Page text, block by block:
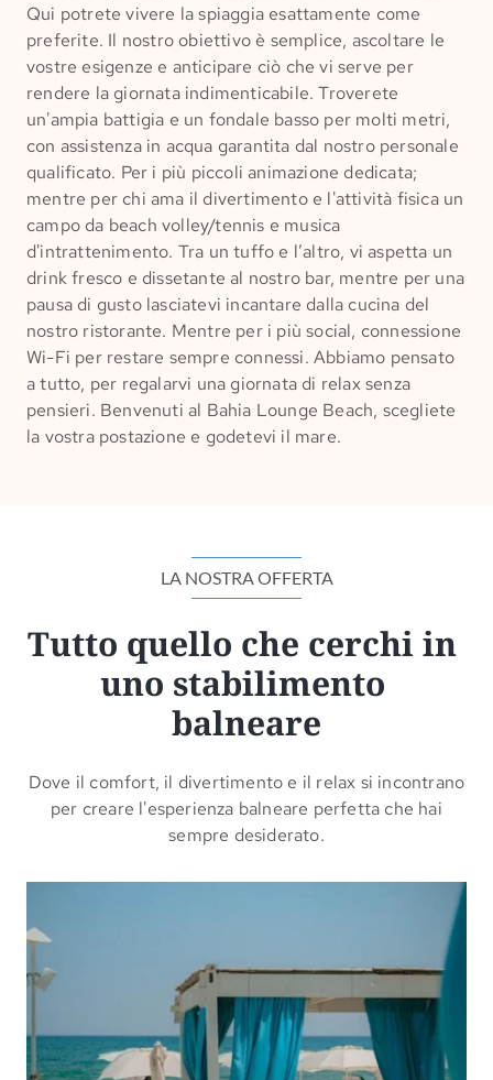
Qui potrete vivere la spiaggia esattamente come
preferite. Il nostro obiettivo è semplice, ascoltare le
vostre esigenze e anticipare ciò che vi serve per
rendere la giornata indimenticabile. Troverete
un'ampia battigia e un fondale basso per molti metri,
con assistenza in acqua garantita dal nostro personale
qualificato. Per i più piccoli animazione dedicata;
mentre per chi ama il divertimento e l'attività fisica un
campo da beach volley/tennis e musica
d'intrattenimento. Tra un tuffo e l’altro, vi aspetta un
drink fresco e dissetante al nostro bar, mentre per una
pausa di gusto lasciatevi incantare dalla cucina del
nostro ristorante. Mentre per i più social, connessione
Wi-Fi per restare sempre connessi. Abbiamo pensato
a tutto, per regalarvi una giornata di relax senza
pensieri. Benvenuti al Bahia Lounge Beach, scegliete
la vostra postazione e godetevi il mare.
LA NOSTRA OFFERTA
Tutto quello che cerchi in
uno stabilimento
balneare
Dove il comfort, il divertimento e il relax si incontrano
per creare l'esperienza balneare perfetta che hai
sempre desiderato.